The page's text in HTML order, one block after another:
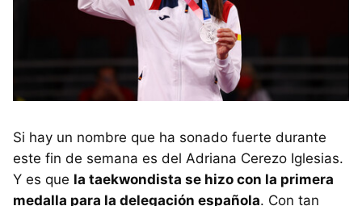
Si hay un nombre que ha sonado fuerte durante
este fin de semana es del Adriana Cerezo Iglesias.
Y es que la taekwondista se hizo con la primera
medalla para la delegación española. Con tan